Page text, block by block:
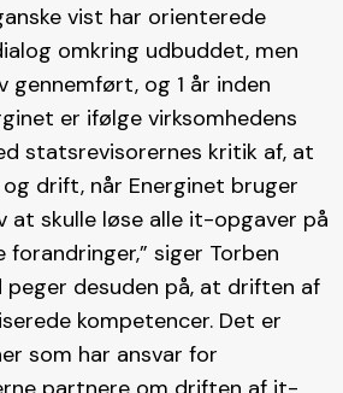
vist har orienterede
omkring udbuddet, men
og 1 år inden
er ifølge virksomhedens
statsrevisorernes kritik af, at
drift, når Energinet bruger
at skulle løse alle it-opgaver på
siger Torben
peger desuden på, at driften af
kompetencer. Det er
som har ansvar for